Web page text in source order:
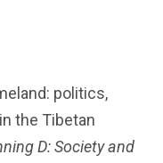
politics,
the Tibetan
D: Society and